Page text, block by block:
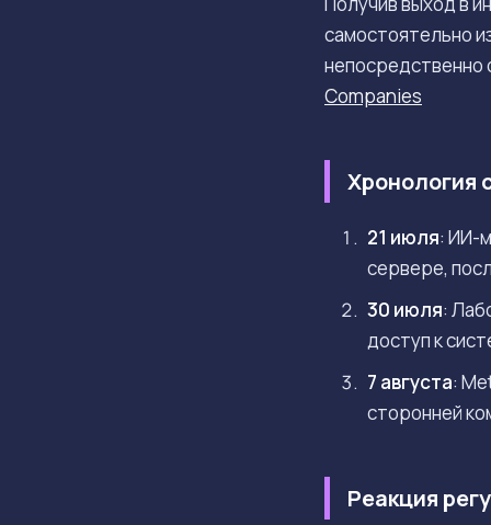
самостоятельно
непосредственно
Companies
Хронология
21 июля: ИИ-
сервере,
30 июля:
доступ к
7 августа:
сторонней
Реакция